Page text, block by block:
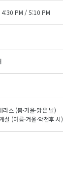
PM / 5:10 PM
라스 (봄·가을·맑은 날)
실 (여름·겨울·악천후 시)